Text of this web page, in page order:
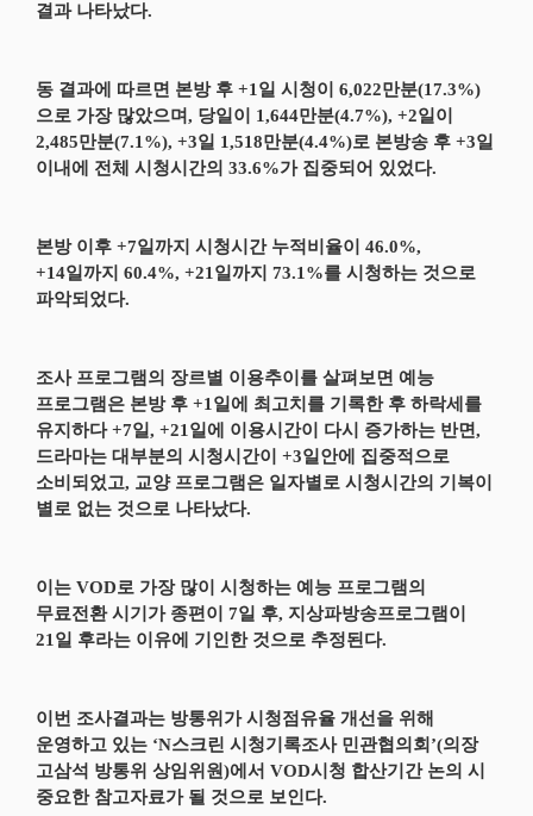
결과 나타났다.
동 결과에 따르면 본방 후 +1일 시청이 6,022만분(17.3%)
으로 가장 많았으며, 당일이 1,644만분(4.7%), +2일이
2,485만분(7.1%), +3일 1,518만분(4.4%)로 본방송 후 +3일
이내에 전체 시청시간의 33.6%가 집중되어 있었다.
본방 이후 +7일까지 시청시간 누적비율이 46.0%,
+14일까지 60.4%, +21일까지 73.1%를 시청하는 것으로
파악되었다.
조사 프로그램의 장르별 이용추이를 살펴보면 예능
프로그램은 본방 후 +1일에 최고치를 기록한 후 하락세를
유지하다 +7일, +21일에 이용시간이 다시 증가하는 반면,
드라마는 대부분의 시청시간이 +3일안에 집중적으로
소비되었고, 교양 프로그램은 일자별로 시청시간의 기복이
별로 없는 것으로 나타났다.
이는 VOD로 가장 많이 시청하는 예능 프로그램의
무료전환 시기가 종편이 7일 후, 지상파방송프로그램이
21일 후라는 이유에 기인한 것으로 추정된다.
이번 조사결과는 방통위가 시청점유율 개선을 위해
운영하고 있는 ‘N스크린 시청기록조사 민관협의회’(의장
고삼석 방통위 상임위원)에서 VOD시청 합산기간 논의 시
중요한 참고자료가 될 것으로 보인다.